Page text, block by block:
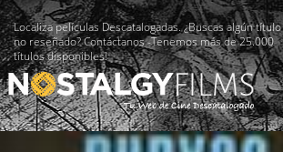
Localiza películas Descatalogadas. ¿Buscas algún título
no reseñado? Contáctanos -Tenemos más de 25.000
títulos disponibles!